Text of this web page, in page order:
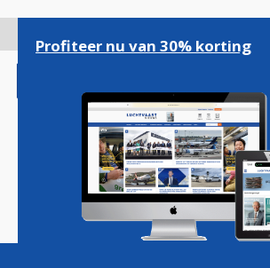
gaan
Magazine Podcasts
Profiteer nu van 30% korting